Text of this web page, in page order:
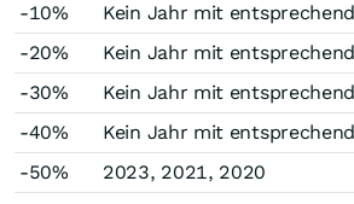
-10%
Kein Jahr mit
-20%
Kein Jahr mit
-30%
Kein Jahr mit
-40%
Kein Jahr mit
-50%
2023, 2021, 2020